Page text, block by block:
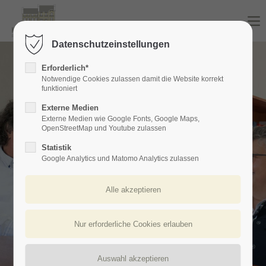
Login
Benutzername
Passwort
Anmelden
Support
Lorem ipsum dolor sit amet:
Datenschutzeinstellungen
Erforderlich*
Notwendige Cookies zulassen damit die Website korrekt
funktioniert
Externe Medien
Externe Medien wie Google Fonts, Google Maps,
OpenStreetMap und Youtube zulassen
Statistik
Google Analytics und Matomo Analytics zulassen